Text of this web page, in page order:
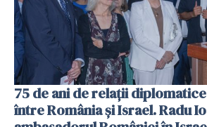
75 de ani de relații
între România și Israel. Radu